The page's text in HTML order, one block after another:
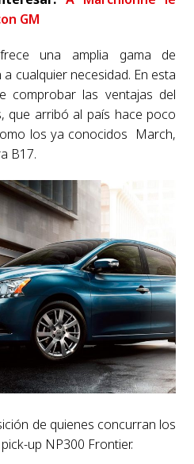
GM
una amplia gama de
cualquier necesidad. En esta
comprobar las ventajas del
que arribó al país hace poco
los ya conocidos March,
B17.
de quienes concurran los
up NP300 Frontier.